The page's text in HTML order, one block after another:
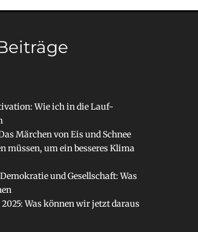
Wie ich in die Lauf-
Märchen von Eis und Schnee
müssen, um ein besseres Klima
und Gesellschaft: Was
Was können wir jetzt daraus